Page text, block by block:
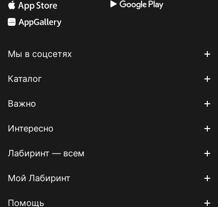
Мы в соцсетях
Каталог
Важно
Интересно
Лабиринт — всем
Мой Лабиринт
Помощь